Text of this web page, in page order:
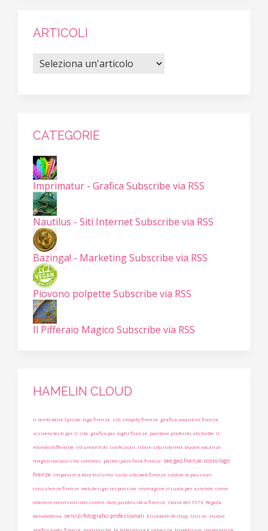
ARTICOLI
CATEGORIE
Imprimatur - Grafica Subscribe via RSS
Nautilus - Siti InternetSubscribe via RSS
Bazinga! - MarketingSubscribe via RSS
Piovono polpette Subscribe via RSS
Il Pifferaio Magico Subscribe via RSS
HAMELIN CLOUD
il vento dello Spirito logo firenze siti shopify firenze grafica volantini firenze
scrivere testi per il sito grafico per loghi firenze pantone preferito etichette il
mondo differente strumenti AI confezioni rifare sito internet buone vacanze
meglio italiani che zombies partecipare fiera firenze seo geo firenze costo logo
firenze Imparare a fare turismo costo sito web firenze cattive le passioni
consulenze firenze web design responsivo immagine visuale per aziende come
ottenere recensioni dai clienti fare pubblicità a firenze storia del 1973 Regola
benedettina servizi fotografici professionali Elizabeth Bishop Ulisse studio
grafico loghi firenze matriarche la letteratura è salvezza tripadvisor importanza